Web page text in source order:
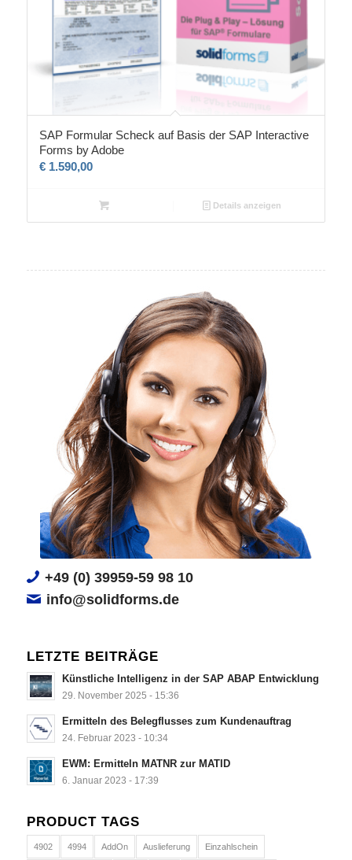
SAP Formular Scheck auf Basis der SAP Interactive
Forms by Adobe
€1.590,00
Details anzeigen
+49 (0) 39959-59 98 10
info@solidforms.de
LETZTE BEITRÄGE
Künstliche Intelligenz in der SAP ABAP Entwicklung
29. November 2025 - 15:36
Ermitteln des Belegflusses zum Kundenauftrag
24. Februar 2023 - 10:34
EWM: Ermitteln MATNR zur MATID
6. Januar 2023 - 17:39
PRODUCT TAGS
4902 4994 AddOn Auslieferung Einzahlschein